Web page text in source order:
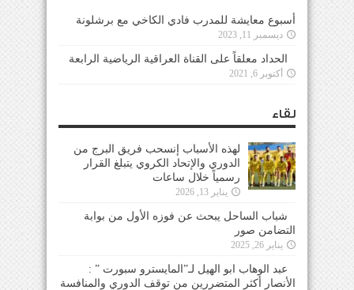
أسبوع معايشة للمدرب فادي الكاخي مع برشلونة
ديسمبر 11, 2023
الحداد معلقاً على القناة العراقية الرياضية الرابعة
أكتوبر 6, 2021
لقاء
لهذه الأسباب إنسحب فريق البرج من
الدوري والإتحاد الكروي يتبلغ القرار
رسمياً خلال ساعات
يناير 13, 2026
شباب الساحل يبحث عن فوزه الأول من بوابة
التضامن صور
يناير 26, 2025
عبد الوهاب ابو الهيل لـ”المايسترو سبورت ” :
الأنصار أكثر المتضررين من توقف الدوري والمنافسة